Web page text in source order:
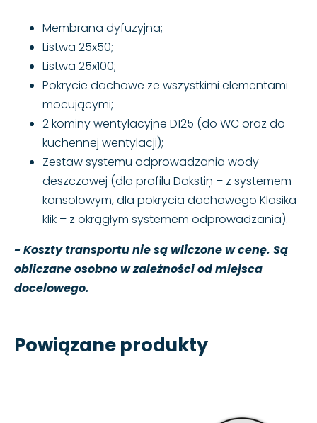
Membrana dyfuzyjna;
Listwa 25x50;
Listwa 25x100;
Pokrycie dachowe ze wszystkimi elementami
mocującymi;
2 kominy wentylacyjne D125 (do WC oraz do
kuchennej wentylacji);
Zestaw systemu odprowadzania wody
deszczowej (dla profilu Dakstiņ – z systemem
konsolowym, dla pokrycia dachowego Klasika
klik – z okrągłym systemem odprowadzania).
- Koszty transportu nie są wliczone w cenę. Są
obliczane osobno w zależności od miejsca
docelowego.
Powiązane produkty